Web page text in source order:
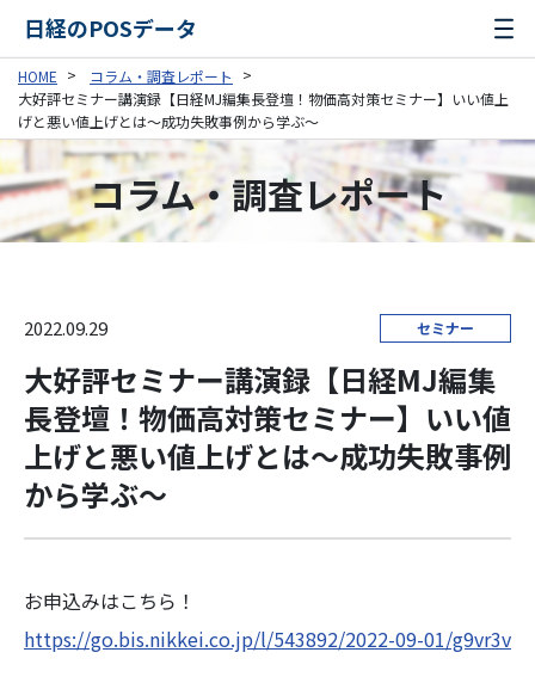
日経のPOSデータ
HOME
コラム・調査レポート
大好評セミナー講演録【日経MJ編集長登壇！物価高対策セミナー】いい値上
げと悪い値上げとは～成功失敗事例から学ぶ～
コラム・調査レポート
2022.09.29 セミナー
大好評セミナー講演録【日経MJ編集
長登壇！物価高対策セミナー】いい値
上げと悪い値上げとは～成功失敗事例
から学ぶ～
お申込みはこちら！
https://go.bis.nikkei.co.jp/l/543892/2022-09-01/g9vr3v